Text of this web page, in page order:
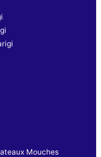
Mouches